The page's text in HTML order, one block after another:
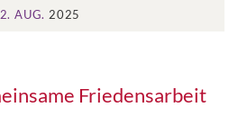
AUG. 2025
Friedensarbeit